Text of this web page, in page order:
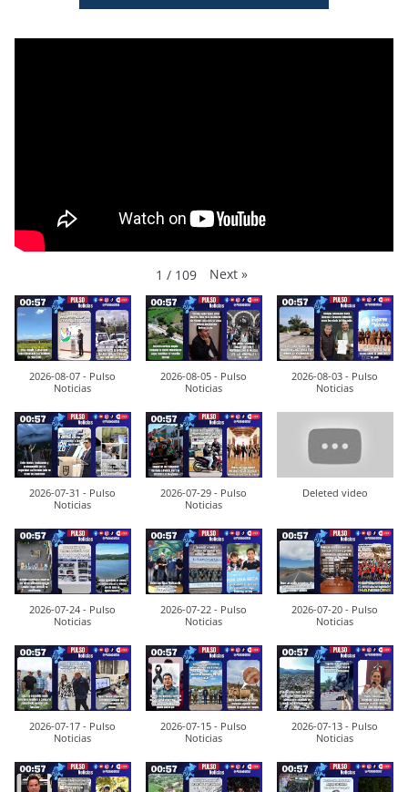
1 / 109 Next »
2026-08-07 - Pulso
Noticias
2026-08-05 - Pulso
Noticias
2026-08-03 - Pulso
Noticias
2026-07-31 - Pulso
Noticias
2026-07-29 - Pulso
Noticias
Deleted video
2026-07-24 - Pulso
Noticias
2026-07-22 - Pulso
Noticias
2026-07-20 - Pulso
Noticias
2026-07-17 - Pulso
Noticias
2026-07-15 - Pulso
Noticias
2026-07-13 - Pulso
Noticias